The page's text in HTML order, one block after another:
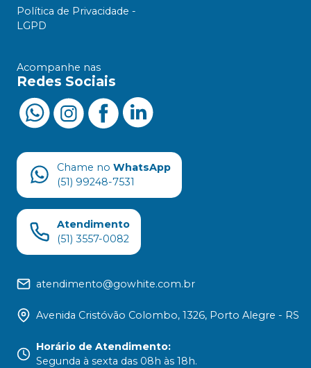
Política de Privacidade -
LGPD
Acompanhe nas
Redes Sociais
Chame no WhatsApp
(51) 99248-7531
Atendimento
(51) 3557-0082
atendimento@gowhite.com.br
Avenida Cristóvão Colombo, 1326, Porto Alegre - RS
Horário de Atendimento:
Segunda à sexta das 08h às 18h.